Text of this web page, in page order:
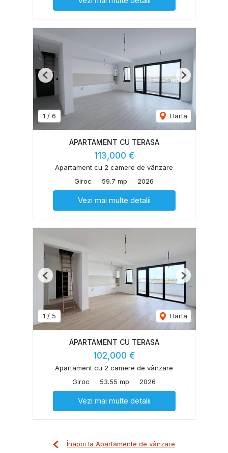
1 / 6 Harta
Previous Next
APARTAMENT CU TERASA
113,000 €
Apartament cu 2 camere de vânzare
Giroc
59.7 mp 2026
Vezi mai multe detalii
1 / 5 Harta
Previous Next
APARTAMENT CU TERASA
102,000 €
Apartament cu 2 camere de vânzare
Giroc
53.55 mp 2026
Vezi mai multe detalii
Înapoi la Apartamente de vânzare